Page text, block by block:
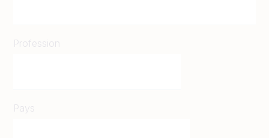
Profession
Pays